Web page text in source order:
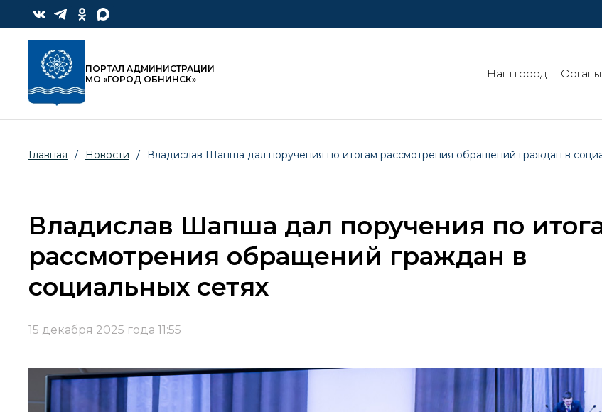
ПОРТАЛ АДМИНИСТРАЦИИ
МО «ГОРОД ОБНИНСК»
Наш город
Главная / Новости / Владислав Шапша дал поручения по итогам рассмотрения обращений граждан в
Владислав Шапша дал поручения по
рассмотрения обращений граждан в
социальных сетях
15 декабря 2025 года 11:55